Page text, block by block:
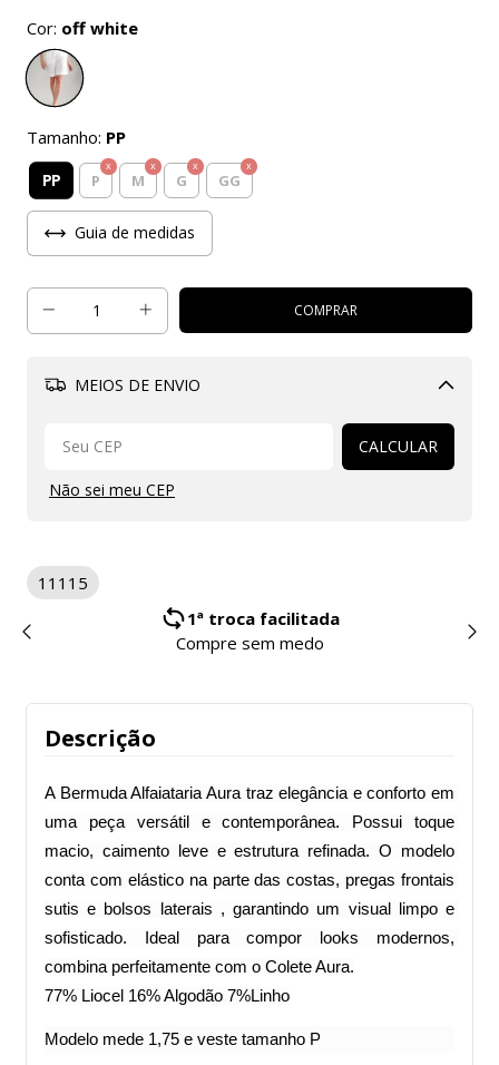
Cor: off white
Tamanho: PP
PP P M G GG
Guia de medidas
MEIOS DE ENVIO
Alterar CEP
CALCULAR
Não sei meu CEP
11115
1ª troca facilitada
Compre sem medo
Descrição
A Bermuda Alfaiataria Aura traz elegância e conforto em
uma peça versátil e contemporânea. Possui toque
macio, caimento leve e estrutura refinada. O modelo
conta com elástico na parte das costas, pregas frontais
sutis e bolsos laterais , garantindo um visual limpo e
sofisticado. Ideal para compor looks modernos,
combina perfeitamente com o Colete Aura.
77% Liocel 16% Algodão 7%Linho
Modelo mede 1,75 e veste tamanho P